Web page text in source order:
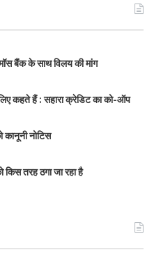
बैंक के साथ विलय की मांग
कहते हैं : सहारा क्रेडिट का को-ऑप
नोटिस
किस तरह ठगा जा रहा है